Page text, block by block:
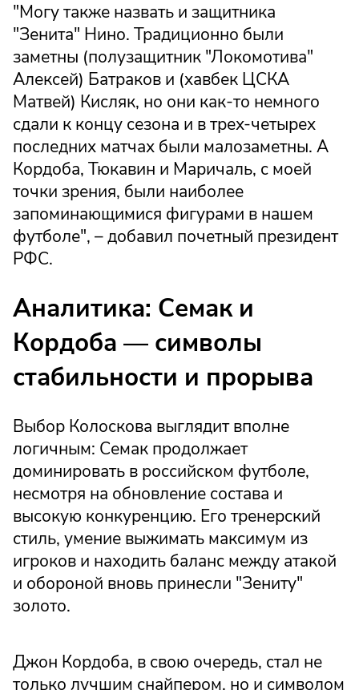
"Могу также назвать и защитника
"Зенита" Нино. Традиционно были
заметны (полузащитник "Локомотива"
Алексей) Батраков и (хавбек ЦСКА
Матвей) Кисляк, но они как-то немного
сдали к концу сезона и в трех-четырех
последних матчах были малозаметны. А
Кордоба, Тюкавин и Маричаль, с моей
точки зрения, были наиболее
запоминающимися фигурами в нашем
футболе", – добавил почетный президент
РФС.
Аналитика: Семак и
Кордоба — символы
стабильности и прорыва
Выбор Колоскова выглядит вполне
логичным: Семак продолжает
доминировать в российском футболе,
несмотря на обновление состава и
высокую конкуренцию. Его тренерский
стиль, умение выжимать максимум из
игроков и находить баланс между атакой
и обороной вновь принесли "Зениту"
золото.
Джон Кордоба, в свою очередь, стал не
только лучшим снайпером, но и символом